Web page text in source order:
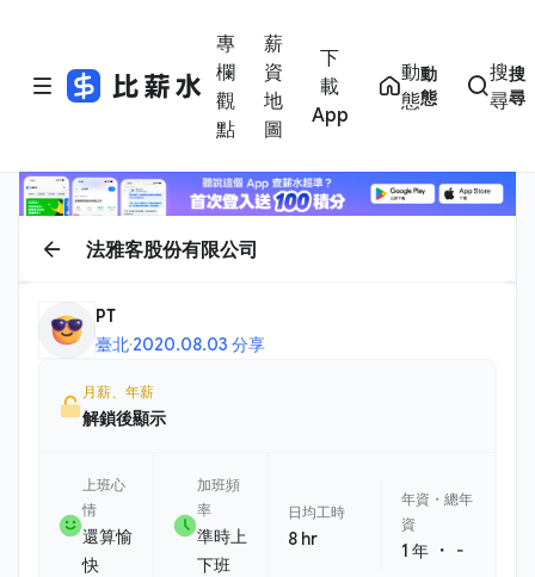
專
欄
觀
點
薪
資
地
圖
下
載
App
動
態
動
態
搜
尋
搜
尋
法雅客股份有限公司
PT
臺北·2020.08.03 分享
月薪、年薪
解鎖後顯示
上班心
情
還算愉
快
加班頻
率
準時上
下班
日均工時
8 hr
年資・總年
資
1 年 ・ -